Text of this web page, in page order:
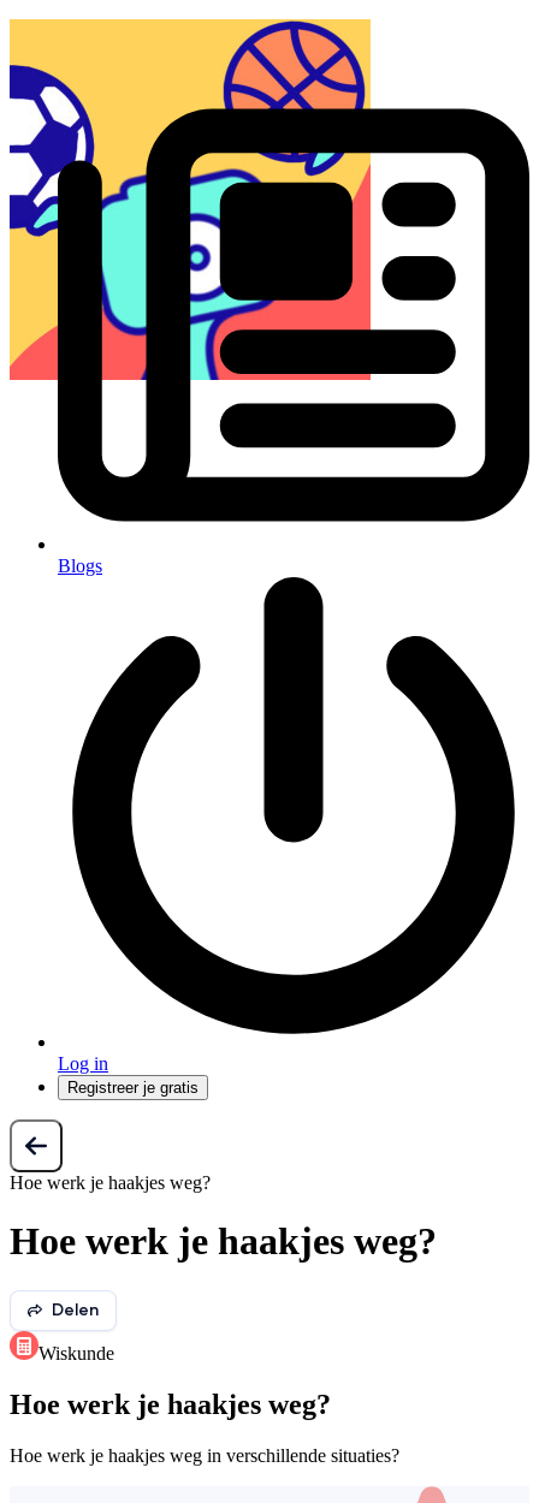
Blogs
Log in
Registreer je gratis
Hoe werk je haakjes weg?
Hoe werk je haakjes weg?
Delen
Wiskunde
Hoe werk je haakjes weg?
Hoe werk je haakjes weg in verschillende situaties?